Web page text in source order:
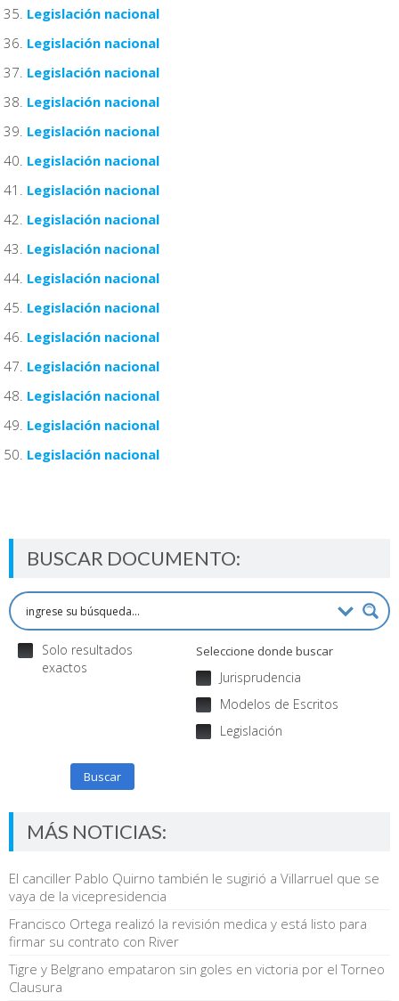
Legislación nacional
Legislación nacional
Legislación nacional
Legislación nacional
Legislación nacional
Legislación nacional
Legislación nacional
Legislación nacional
Legislación nacional
Legislación nacional
Legislación nacional
Legislación nacional
Legislación nacional
Legislación nacional
Legislación nacional
Legislación nacional
BUSCAR DOCUMENTO:
Solo resultados
exactos
Seleccione donde buscar
Jurisprudencia
Modelos de Escritos
Legislación
Buscar
MÁS NOTICIAS:
El canciller Pablo Quirno también le sugirió a Villarruel que se
vaya de la vicepresidencia
Francisco Ortega realizó la revisión medica y está listo para
firmar su contrato con River
Tigre y Belgrano empataron sin goles en victoria por el Torneo
Clausura